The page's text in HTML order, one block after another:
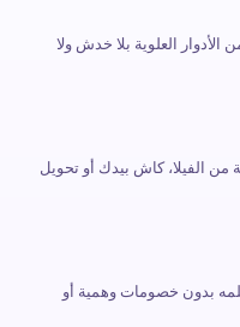
العلوية بلا خدش ولا
من الفيلا، كاش بيدك أو تحويل
بدون خصومات وهمية أو